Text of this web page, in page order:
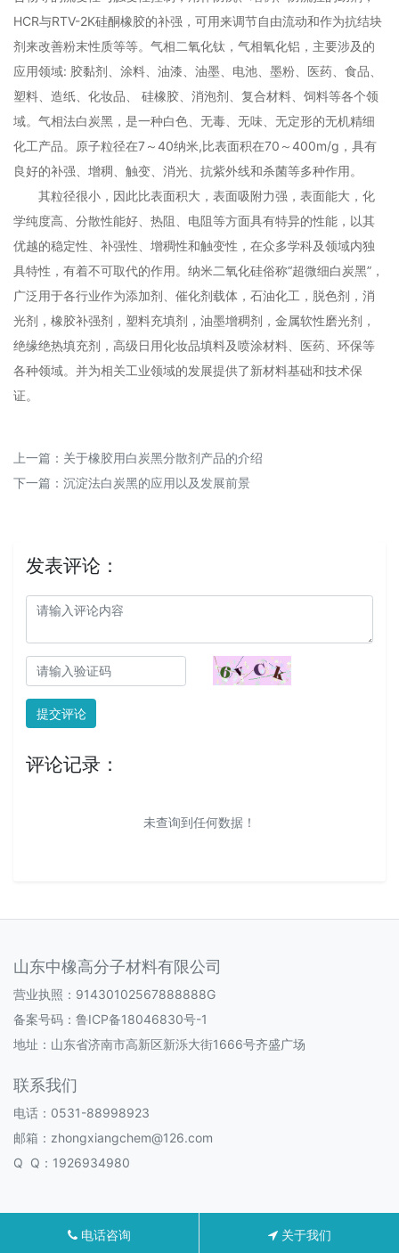
HCR与RTV-2K硅酮橡胶的补强，可用来调节自由流动和作为抗结块
剂来改善粉末性质等等。气相二氧化钛，气相氧化铝，主要涉及的
应用领域: 胶黏剂、涂料、油漆、油墨、电池、墨粉、医药、食品、
塑料、造纸、化妆品、 硅橡胶、消泡剂、复合材料、饲料等各个领
域。气相法白炭黑，是一种白色、无毒、无味、无定形的无机精细
化工产品。原子粒径在7～40纳米,比表面积在70～400m/g，具有
良好的补强、增稠、触变、消光、抗紫外线和杀菌等多种作用。
其粒径很小，因此比表面积大，表面吸附力强，表面能大，化
学纯度高、分散性能好、热阻、电阻等方面具有特异的性能，以其
优越的稳定性、补强性、增稠性和触变性，在众多学科及领域内独
具特性，有着不可取代的作用。纳米二氧化硅俗称“超微细白炭黑”，
广泛用于各行业作为添加剂、催化剂载体，石油化工，脱色剂，消
光剂，橡胶补强剂，塑料充填剂，油墨增稠剂，金属软性磨光剂，
绝缘绝热填充剂，高级日用化妆品填料及喷涂材料、医药、环保等
各种领域。并为相关工业领域的发展提供了新材料基础和技术保
证。
上一篇： 关于橡胶用白炭黑分散剂产品的介绍
下一篇： 沉淀法白炭黑的应用以及发展前景
发表评论：
提交评论
评论记录：
未查询到任何数据！
山东中橡高分子材料有限公司
营业执照：91430102567888888G
备案号码： 鲁ICP备18046830号-1
地址：山东省济南市高新区新泺大街1666号齐盛广场
联系我们
电话：0531-88998923
邮箱：zhongxiangchem@126.com
Q Q：1926934980
电话咨询 关于我们